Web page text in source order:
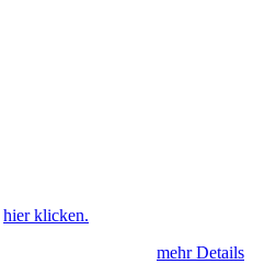
hier klicken.
mehr Details